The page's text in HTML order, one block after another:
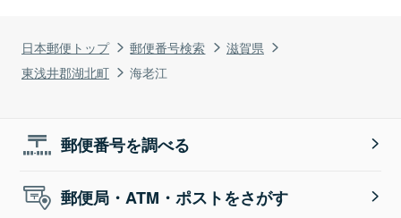
日本郵便トップ 郵便番号検索
滋賀県
東浅井郡湖北町
海老江
郵便番号を調べる
郵便局・ATM・ポストをさがす